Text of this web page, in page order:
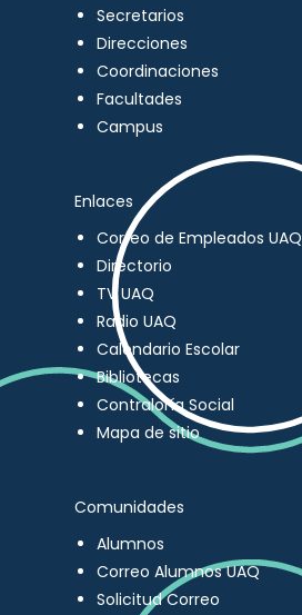
Secretarios
Direcciones
Coordinaciones
Facultades
Campus
Enlaces
Correo de Empleados UAQ
Directorio
TV UAQ
Radio UAQ
Calendario Escolar
Bibliotecas
Contraloría Social
Mapa de sitio
Comunidades
Alumnos
Correo Alumnos UAQ
Solicitud Correo